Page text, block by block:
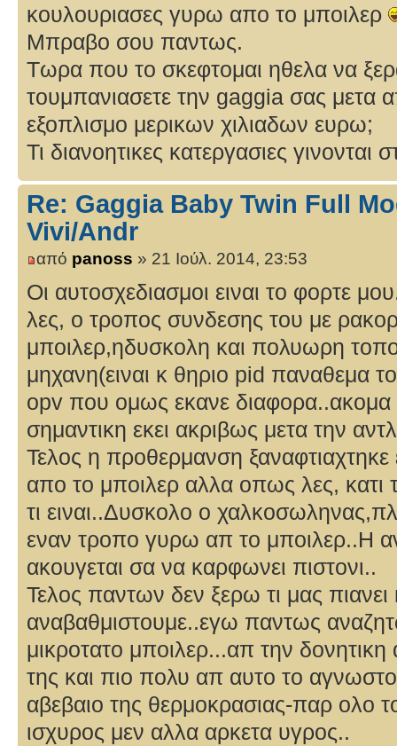
κουλουριασες γυρω απο το μποιλερ
Μπραβο σου παντως.
Τωρα που το σκεφτομαι ηθελα να
τουμπανιασετε την gaggia σας μετα
εξοπλισμο μερικων χιλιαδων ευρω;
Τι διανοητικες κατεργασιες
Re: Gaggia Baby Twin Full
Vivi/Andr
από panoss » 21 Ιούλ. 2014, 23:53
Οι αυτοσχεδιασμοι ειναι το φορτε
λες, ο τροπος συνδεσης του με
μποιλερ,ηδυσκολη και πολυωρη
μηχανη(ειναι κ θηριο pid παναθεμα το-
opv που ομως εκανε διαφορα..ακομα
σημαντικη εκει ακριβως μετα την
Τελος η προθερμανση
απο το μποιλερ αλλα οπως λες, κατι
τι ειναι..Δυσκολο ο
εναν τροπο γυρω απ το μποιλερ..Η
ακουγεται σα να καρφωνει πιστονι..
Τελος παντων δεν ξερω τι μας πιανει
αναβαθμιστουμε..εγω παντως
μικροτατο μποιλερ...απ την δονητικη
της και πιο πολυ απ αυτο το
αβεβαιο της θερμοκρασιας-παρ ολο
ισχυρος μεν αλλα αρκετα υγρος..